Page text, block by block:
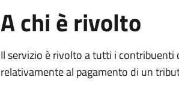
A chi è rivolto
Il servizio è rivolto a tutti i contribuenti
relativamente al pagamento di un